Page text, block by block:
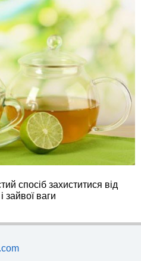
спосіб захиститися від
зайвої ваги